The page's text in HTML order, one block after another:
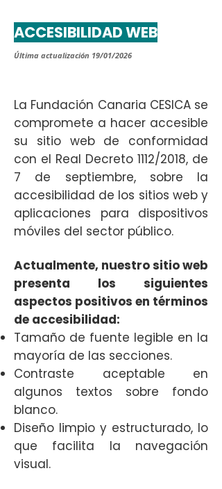
ACCESIBILIDAD WEB
Última actualización 19/01/2026
La Fundación Canaria CESICA se
compromete a hacer accesible
su sitio web de conformidad
con el Real Decreto 1112/2018, de
7 de septiembre, sobre la
accesibilidad de los sitios web y
aplicaciones para dispositivos
móviles del sector público.
Actualmente, nuestro sitio web
presenta los siguientes
aspectos positivos en términos
de accesibilidad:
Tamaño de fuente legible en la
mayoría de las secciones.
Contraste aceptable en
algunos textos sobre fondo
blanco.
Diseño limpio y estructurado, lo
que facilita la navegación
visual.